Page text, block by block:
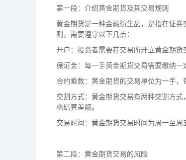
第一段：介绍黄金期货及其交易规则
黄金期货是一种金融衍生品，是指在证
则，需要遵守以下几点：
开户：投资者需要在交易所开立黄金期货
保证金：每一手黄金期货交易需要缴纳一
合约乘数：黄金期货的交易单位为一手，
交割方式：黄金期货交易有两种交割方
格结算差额。
交易时间：黄金期货交易时间为周一至周
第二段：黄金期货交易的风险